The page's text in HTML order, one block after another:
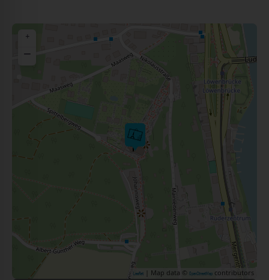
+
−
Leaflet | Map data © OpenStreetMap contributors